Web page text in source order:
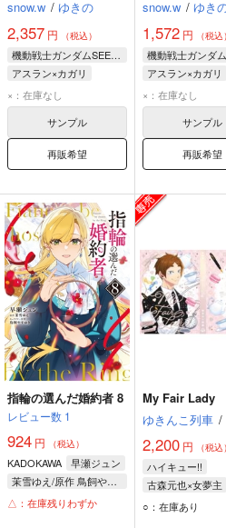
snow.w / ゆきの
2,357 円 （税込）
機動戦士ガンダムSEED FREEDOM
アスラン×カガリ
×：在庫なし
サンプル
再販希望
snow.w / ゆき
1,572 円 （税込）
アスラン×カガリ
×：在庫なし
サンプル
再販希望
指輪の選んだ婚約者 8
レビュー数 1
924 円 （税込）
KADOKAWA
早瀬ジュン
茉雪ゆえ/原作 鳥飼やすゆき/キャラクター原案
△：在庫残りわずか
My Fair Lady
ゆきんこ列車 /
2,200 円 （税込）
ハイキュー!!
古森元也×女夢主
古森元也
○：在庫あり